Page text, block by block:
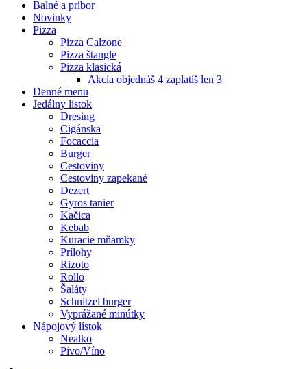
Balné a príbor
Novinky
Pizza
Pizza Calzone
Pizza štangle
Pizza klasická
Akcia objednáš 4 zaplatíš len 3
Denné menu
Jedálny listok
Dresing
Cigánska
Focaccia
Burger
Cestoviny
Cestoviny zapekané
Dezert
Gyros tanier
Kačica
Kebab
Kuracie mňamky
Prílohy
Rizoto
Rollo
Šaláty
Schnitzel burger
Vyprážané minútky
Nápojový lístok
Nealko
Pivo/Víno